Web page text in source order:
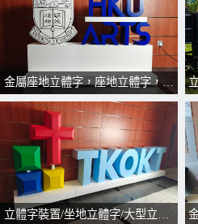
金屬座地立體字，座地立體字，大型立體字擺設，立體logo擺設，立體字製作，訂製立體字